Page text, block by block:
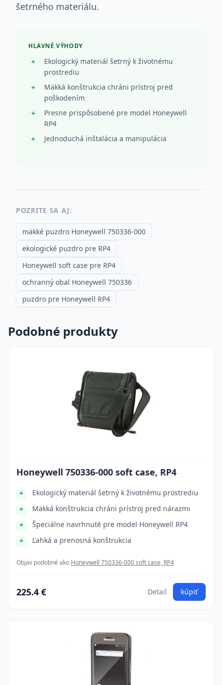
šetrného materiálu.
HLAVNÉ VÝHODY
Ekologický materiál šetrný k životnému
prostrediu
Mäkká konštrukcia chráni prístroj pred
poškodením
Presne prispôsobené pre model Honeywell
RP4
Jednoduchá inštalácia a manipulácia
POZRITE SA AJ:
mäkké puzdro Honeywell 750336-000
ekologické puzdro pre RP4
Honeywell soft case pre RP4
ochranný obal Honeywell 750336
puzdro pre Honeywell RP4
Podobné produkty
Honeywell 750336-000 soft case, RP4
Ekologický materiál šetrný k životnému prostrediu
Mäkká konštrukcia chráni prístroj pred nárazmi
Špeciálne navrhnuté pre model Honeywell RP4
Ľahká a prenosná konštrukcia
Objav podobné ako Honeywell 750336-000 soft case, RP4
225.4 € Detail kúpiť